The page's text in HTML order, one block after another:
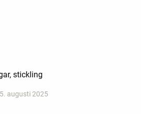
stickling
augusti 2025